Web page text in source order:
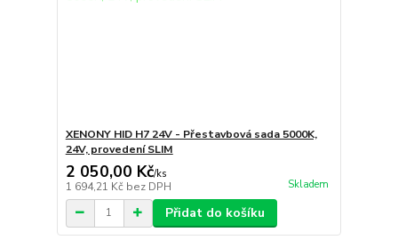
XENONY HID H7 24V - Přestavbová sada 5000K,
24V, provedení SLIM
2 050,00 Kč/ks
1 694,21 Kč bez DPH Skladem
Přidat do košíku